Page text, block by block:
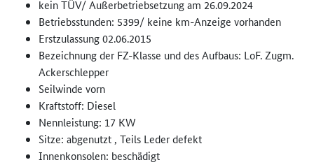
kein TÜV/ Außerbetriebsetzung am 26.09.2024
Betriebsstunden: 5399/ keine km-Anzeige vorhanden
Erstzulassung 02.06.2015
Bezeichnung der FZ-Klasse und des Aufbaus: LoF. Zugm.
Ackerschlepper
Seilwinde vorn
Kraftstoff: Diesel
Nennleistung: 17 KW
Sitze: abgenutzt , Teils Leder defekt
Innenkonsolen: beschädigt